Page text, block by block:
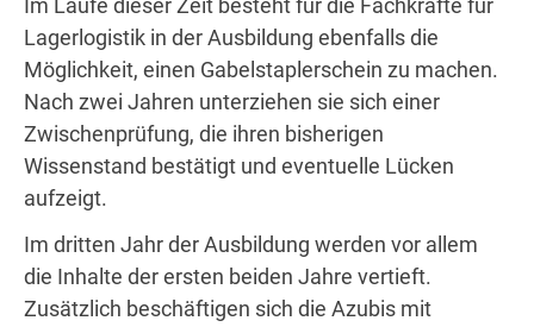
Im Laufe dieser Zeit besteht für die Fachkräfte für
Lagerlogistik in der Ausbildung ebenfalls die
Möglichkeit, einen Gabelstaplerschein zu machen.
Nach zwei Jahren unterziehen sie sich einer
Zwischenprüfung, die ihren bisherigen
Wissenstand bestätigt und eventuelle Lücken
aufzeigt.
Im dritten Jahr der Ausbildung werden vor allem
die Inhalte der ersten beiden Jahre vertieft.
Zusätzlich beschäftigen sich die Azubis mit